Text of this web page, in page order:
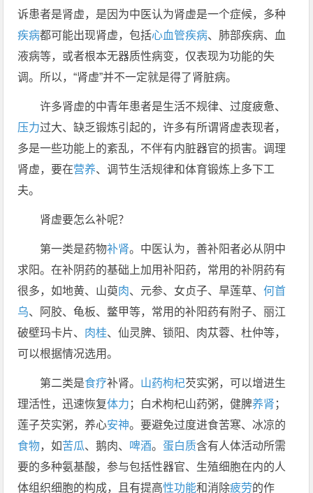
诉患者是肾虚，是因为中医认为肾虚是一个症候，多种
疾病都可能出现肾虚，包括心血管疾病、肺部疾病、血
液病等，或者根本无器质性病变，仅表现为功能的失
调。所以，“肾虚”并不一定就是得了肾脏病。
许多肾虚的中青年患者是生活不规律、过度疲惫、
压力过大、缺乏锻炼引起的，许多有所谓肾虚表现者，
多是一些功能上的紊乱，不伴有内脏器官的损害。调理
肾虚，要在营养、调节生活规律和体育锻炼上多下工
夫。
肾虚要怎么补呢？
第一类是药物补肾。中医认为，善补阳者必从阴中
求阳。在补阴药的基础上加用补阳药，常用的补阴药有
很多，如地黄、山萸肉、元参、女贞子、旱莲草、何首
乌、阿胶、龟板、鳖甲等，常用的补阳药有附子、丽江
破壁玛卡片、 肉桂、仙灵脾、锁阳、肉苁蓉、杜仲等，
可以根据情况选用。
第二类是食疗补肾。 山药枸杞芡实粥，可以增进生
理活性，迅速恢复体力 ；白术枸杞山药粥，健脾养肾 ；
莲子芡实粥，养心安神。要避免过度进食苦寒、冰凉的
食物，如苦瓜、鹅肉、 啤酒。蛋白质含有人体活动所需
要的多种氨基酸，参与包括性器官、生殖细胞在内的人
体组织细胞的构成，且有提高性功能和消除疲劳的作